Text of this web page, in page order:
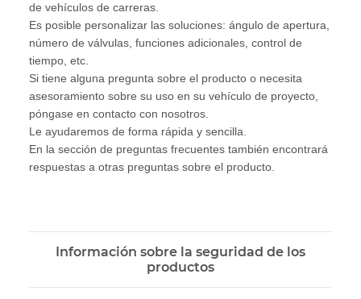
de vehículos de carreras.
Es posible personalizar las soluciones: ángulo de apertura,
número de válvulas, funciones adicionales, control de
tiempo, etc.
Si tiene alguna pregunta sobre el producto o necesita
asesoramiento sobre su uso en su vehículo de proyecto,
póngase en contacto con nosotros.
Le ayudaremos de forma rápida y sencilla.
En la sección de preguntas frecuentes también encontrará
respuestas a otras preguntas sobre el producto.
Información sobre la seguridad de los
productos